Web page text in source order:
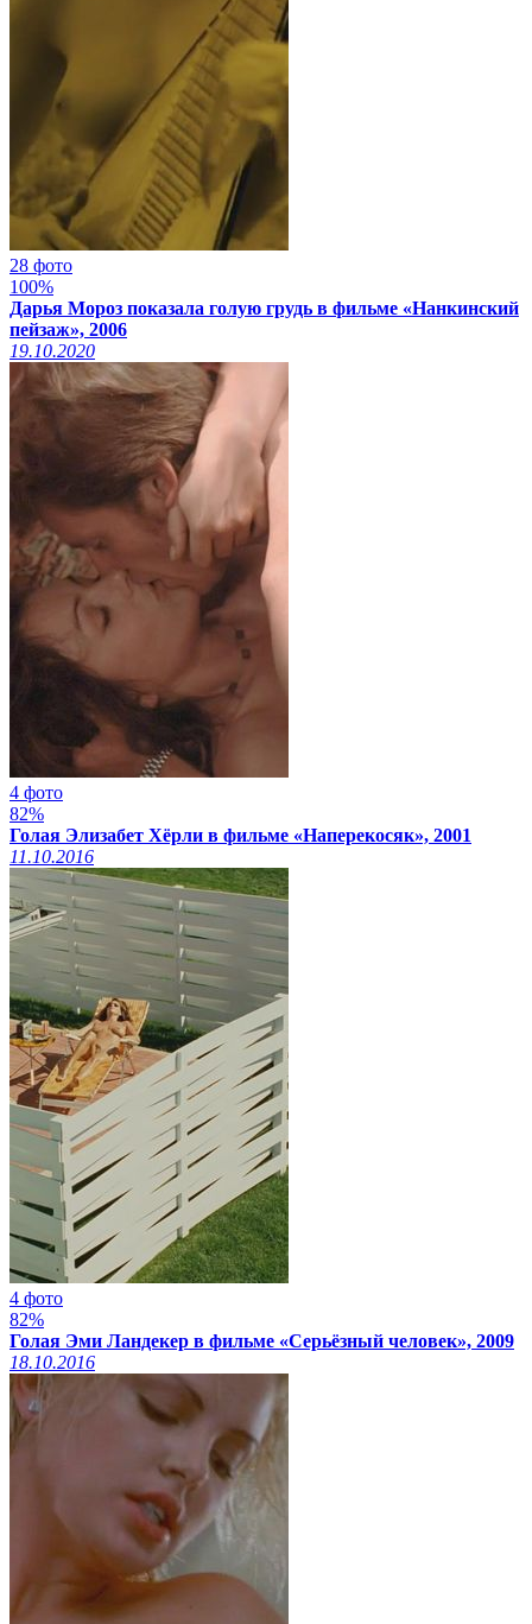
28 фото
100%
Дарья Мороз показала голую грудь в фильме «Нанкинский
пейзаж», 2006
19.10.2020
4 фото
82%
Голая Элизабет Хёрли в фильме «Наперекосяк», 2001
11.10.2016
4 фото
82%
Голая Эми Ландекер в фильме «Серьёзный человек», 2009
18.10.2016